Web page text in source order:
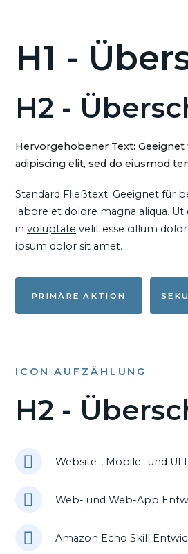
H1 -
H2 -
Hervorgehobener Text:
adipiscing elit, sed do eiusmod
Standard Fließtext: Geeignet für
labore et dolore magna aliqua.
in voluptate velit esse cillum
ipsum dolor sit amet.
PRIMÄRE AKTION
ICON AUFZÄHLUNG
H2 -
Website-, Mobile- und UI
Web- und Web-App
Amazon Echo Skill